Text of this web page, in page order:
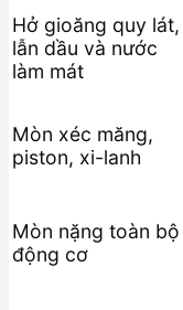
Hở gioăng quy lát,
lẫn dầu và nước
làm mát
Mòn xéc măng,
piston, xi-lanh
Mòn nặng toàn bộ
động cơ